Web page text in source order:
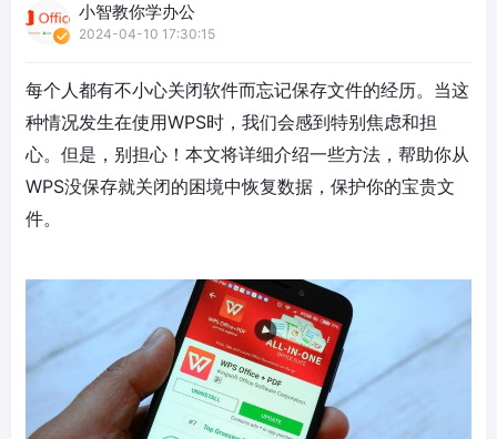
小智教你学办公
2024-04-10 17:30:15
每个人都有不小心关闭软件而忘记保存文件的经历。当这
种情况发生在使用WPS时，我们会感到特别焦虑和担
心。但是，别担心！本文将详细介绍一些方法，帮助你从
WPS没保存就关闭的困境中恢复数据，保护你的宝贵文
件。